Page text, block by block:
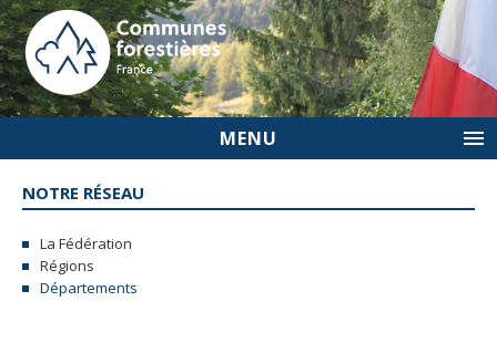
MENU
NOTRE RÉSEAU
La Fédération
Régions
Départements